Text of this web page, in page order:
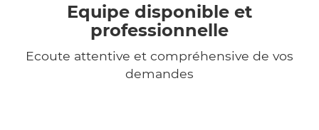
Equipe disponible et
professionnelle
Ecoute attentive et compréhensive de vos
demandes